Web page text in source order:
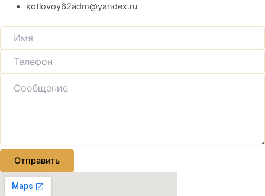
kotlovoy62adm@yandex.ru
Отправить